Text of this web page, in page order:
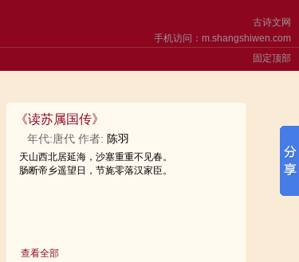
手机访问：m.shangshiwen.com
古诗文网
固定顶部
《读苏属国传》
年代:唐代 作者: 陈羽
天山西北居延海，沙塞重重不见春。
肠断帝乡遥望日，节旄零落汉家臣。
查看全部